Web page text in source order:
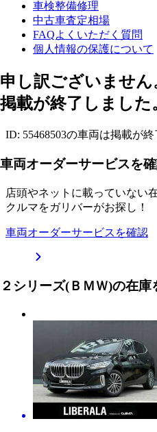
車検整備修理
中古車査定相場
FAQよくいただく質問
個人情報の保護について
申し訳ございませ
掲載が終了しました
ID: 55468503の車両は掲載が終
車両オーダーサービスを
店頭やネットに載っていない
クルマをガリバーがお探し！
車両オーダーサービスを確認
２シリーズ(ＢＭＷ)の在庫